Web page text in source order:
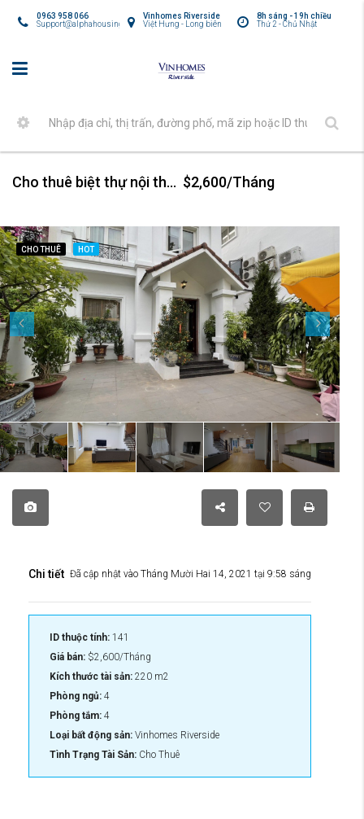
8h sáng - 19h chiều
Thứ 2 - Chủ Nhật
Vinhomes Riverside
Việt Hưng - Long biên
0963 958 066
Support@alphahousing.vn
Cho thuê biệt thự nội thất hiện đại tại Vinhomes Riverside $2,600/Tháng
CHO THUÊ HOT
Chi tiết Đã cập nhật vào Tháng Mười Hai 14, 2021 tại 9:58 sáng
ID thuộc tính: 141
Giá bán: $2,600/Tháng
Kích thước tài sản: 220 m2
Phòng ngủ: 4
Phòng tắm: 4
Loại bất động sản: Vinhomes Riverside
Tình Trạng Tài Sản: Cho Thuê